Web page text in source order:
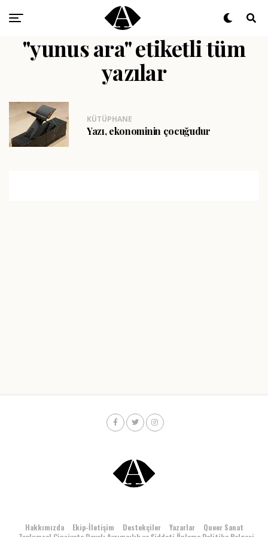
"yunus ara" etiketli tüm
yazılar
KÜTÜPHANE
Yazı, ekonominin çocuğudur
Hakkımızda Ekip-İletişim Destekçiler Yazarlar
Queer Sanat